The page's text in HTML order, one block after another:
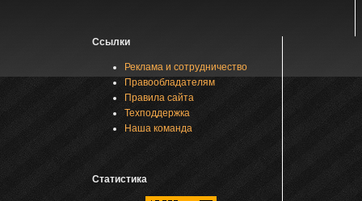
Ссылки
Реклама и сотрудничество
Правообладателям
Правила сайта
Техподдержка
Наша команда
Статистика